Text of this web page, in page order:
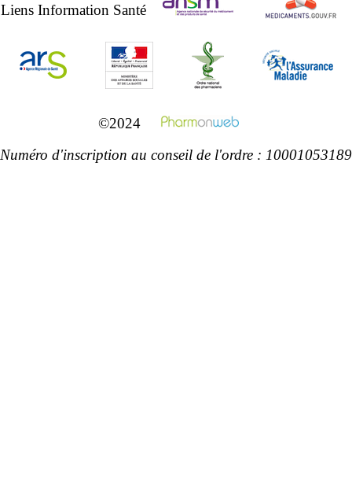
Liens Information Santé
©2024
Numéro d'inscription au conseil de l'ordre : 10001053189